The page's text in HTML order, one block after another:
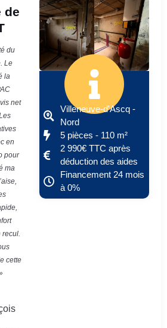
de
du
Le
la
net
en
pour
ma
recul.
cette
Villeneuve-d'Ascq -
Nord
5 pièces - 110 m²
2 990€ TTC après
déduction des aides
Financement 24 mois
à 0%